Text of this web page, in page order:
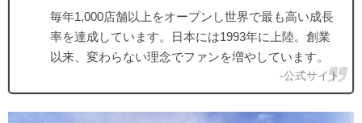
毎年1,000店舗以上をオープンし世界で最も高い成長
率を達成しています。日本には1993年に上陸。創業
以来、変わらない理念でファンを増やしています。
-公式サイト